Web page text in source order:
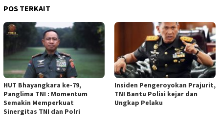
POS TERKAIT
HUT Bhayangkara ke-79,
Panglima TNI : Momentum
Semakin Memperkuat
Sinergitas TNI dan Polri
Insiden Pengeroyokan Prajurit,
TNI Bantu Polisi kejar dan
Ungkap Pelaku